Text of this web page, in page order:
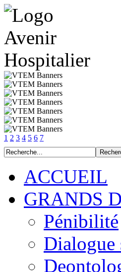
1 2 3 4 5 6 7
ACCUEIL
GRANDS
Pénibilité
Dialogue